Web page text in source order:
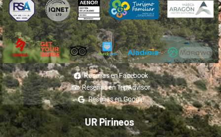
Reseñas en Facebook
Reseñas en TripAdvisor
Reseñas en Google
UR Pirineos